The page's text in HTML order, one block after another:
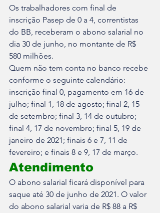
Os trabalhadores com final de
inscrição Pasep de 0 a 4, correntistas
do BB, receberam o abono salarial no
dia 30 de junho, no montante de R$
580 milhões.
Quem não tem conta no banco recebe
conforme o seguinte calendário:
inscrição final 0, pagamento em 16 de
julho; final 1, 18 de agosto; final 2, 15
de setembro; final 3, 14 de outubro;
final 4, 17 de novembro; final 5, 19 de
janeiro de 2021; finais 6 e 7, 11 de
fevereiro; e finais 8 e 9, 17 de março.
Atendimento
O abono salarial ficará disponível para
saque até 30 de junho de 2021. O valor
do abono salarial varia de R$ 88 a R$